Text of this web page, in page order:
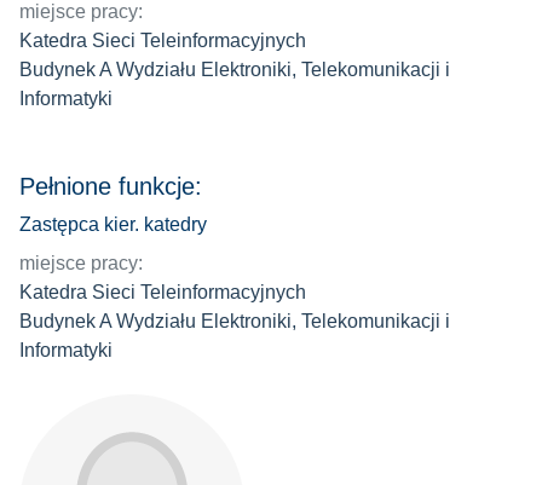
miejsce pracy:
Katedra Sieci Teleinformacyjnych
Budynek A Wydziału Elektroniki, Telekomunikacji i
Informatyki
Pełnione funkcje:
Zastępca kier. katedry
miejsce pracy:
Katedra Sieci Teleinformacyjnych
Budynek A Wydziału Elektroniki, Telekomunikacji i
Informatyki